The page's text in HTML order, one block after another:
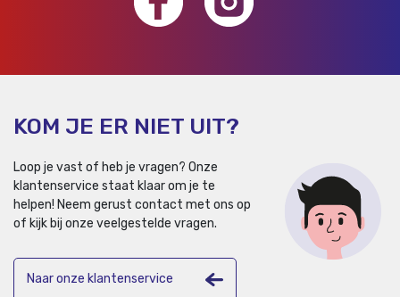
KOM JE ER NIET UIT?
Loop je vast of heb je vragen? Onze
klantenservice staat klaar om je te
helpen! Neem gerust contact met ons op
of kijk bij onze veelgestelde vragen.
Naar onze klantenservice